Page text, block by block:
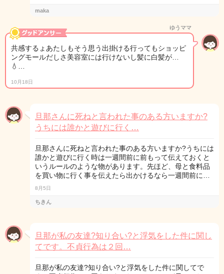
maka
ゆうママ
共感するょあたしもそう思う出掛ける行ってもショッピ
ングモールだしさ美容室には行けないし髪に白髪が…
💧…
10月18日
旦那さんに死ねと言われた事のある方いますか?
うちには誰かと遊びに行く…
旦那さんに死ねと言われた事のある方いますか?うちには
誰かと遊びに行く時は一週間前に前もって伝えておくと
いうルールのような物があります。先ほど、母と食料品
を買い物に行く事を伝えたら出かけるなら一週間前に…
8月5日
ちきん
旦那が私の友達?知り合い?と浮気をした件に関し
てです。不貞行為は２回…
旦那が私の友達?知り合い?と浮気をした件に関してで